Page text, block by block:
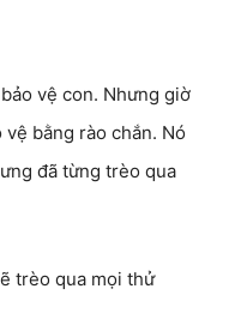
vệ con. Nhưng giờ
bằng rào chắn. Nó
đã từng trèo qua
trèo qua mọi thử